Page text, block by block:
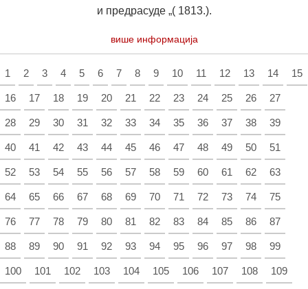
и предрасуде „( 1813.).
више информација
1 2 3 4 5 6 7 8 9 10 11 12 13 14 15
16 17 18 19 20 21 22 23 24 25 26 27
28 29 30 31 32 33 34 35 36 37 38 39
40 41 42 43 44 45 46 47 48 49 50 51
52 53 54 55 56 57 58 59 60 61 62 63
64 65 66 67 68 69 70 71 72 73 74 75
76 77 78 79 80 81 82 83 84 85 86 87
88 89 90 91 92 93 94 95 96 97 98 99
100 101 102 103 104 105 106 107 108 109